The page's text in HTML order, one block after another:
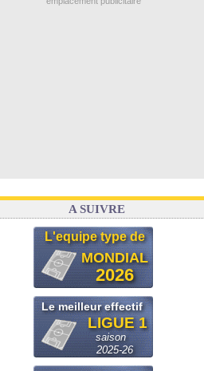
A SUIVRE
L'equipe type de
MONDIAL
2026
Le meilleur effectif
LIGUE 1
saison
2025-26